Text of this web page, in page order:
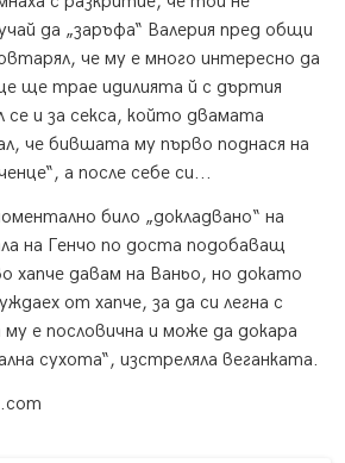
да „заръфа“ Валерия пред общи
че му е много интересно да
ще трае идилията й с дъртия
и за секса, който двамата
че бившата му първо поднася на
а после себе си...
било „докладвано“ на
на Генчо по доста подобаващ
хапче давам на Ваньо, но докато
от хапче, за да си легна с
е пословична и може да докара
сухота“, изстреляла веганката.